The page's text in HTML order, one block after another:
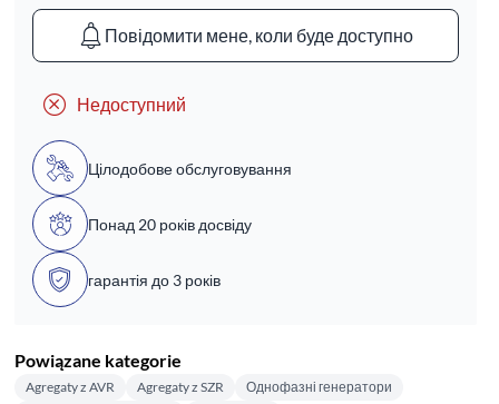
Повідомити мене, коли буде доступно
Недоступний
Цілодобове обслуговування
Понад 20 років досвіду
гарантія до 3 років
Powiązane kategorie
Agregaty z AVR Agregaty z SZR
Однофазні генератори